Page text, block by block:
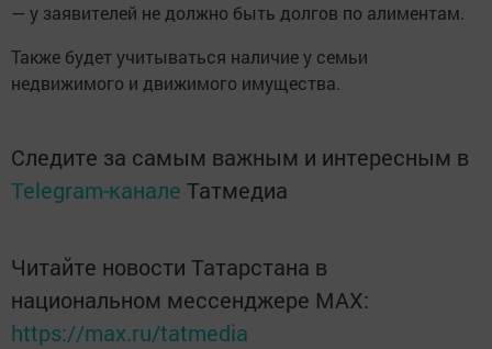
— у заявителей не должно быть долгов по алиментам.
Также будет учитываться наличие у семьи
недвижимого и движимого имущества.
Следите за самым важным и интересным в
Telegram-канале Татмедиа
Читайте новости Татарстана в
национальном мессенджере MАХ:
https://max.ru/tatmedia